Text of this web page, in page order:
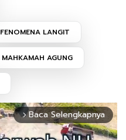
FENOMENA LANGIT
MAHKAMAH AGUNG
arrow_forward_ios Baca Selengkapnya